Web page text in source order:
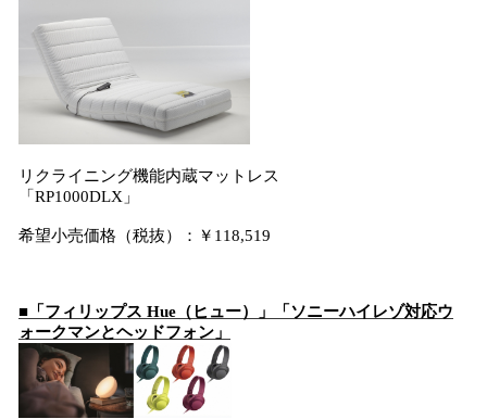
リクライニング機能内蔵マットレス
「RP1000DLX」
希望小売価格（税抜）：￥118,519
■「フィリップス Hue（ヒュー）」「ソニーハイレゾ対応ウ
ォークマンとヘッドフォン」